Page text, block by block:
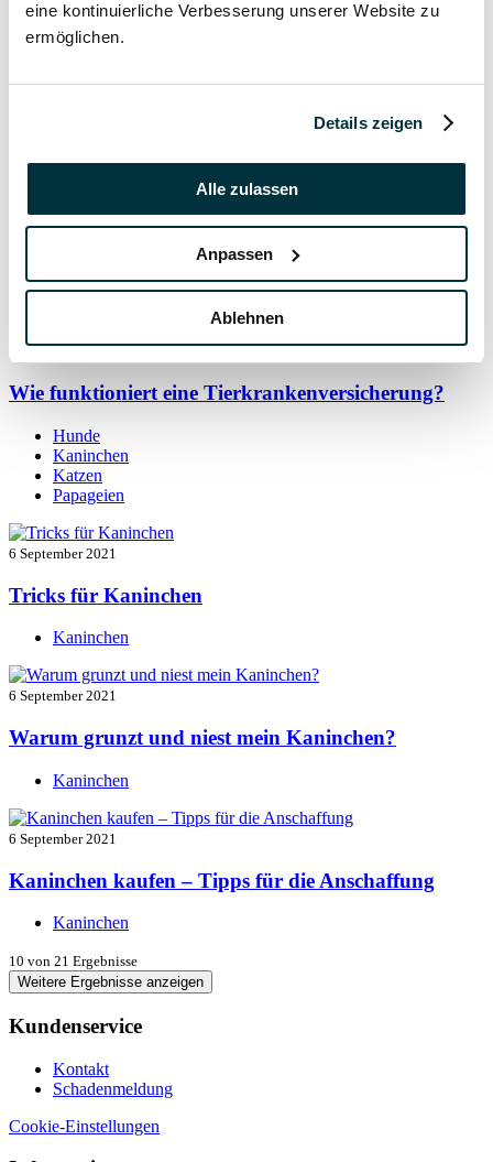
eine kontinuierliche Verbesserung unserer Website zu
ermöglichen.
Details zeigen
Alle zulassen
Anpassen
Ablehnen
Hygieneregeln beim Tierarzt für Mensch und Tier
Kaninchen
Kaninchen beschäftigen: so bleibt der Alltag
Kaninchen
7 September 2021
Wie funktioniert eine Tierkrankenversicherung?
Hunde
Kaninchen
Katzen
Papageien
6 September 2021
Tricks für Kaninchen
Kaninchen
6 September 2021
Warum grunzt und niest mein Kaninchen?
Kaninchen
6 September 2021
Kaninchen kaufen – Tipps für die Anschaffung
Kaninchen
10 von 21 Ergebnisse
Weitere Ergebnisse anzeigen
Kundenservice
Kontakt
Schadenmeldung
Cookie-Einstellungen